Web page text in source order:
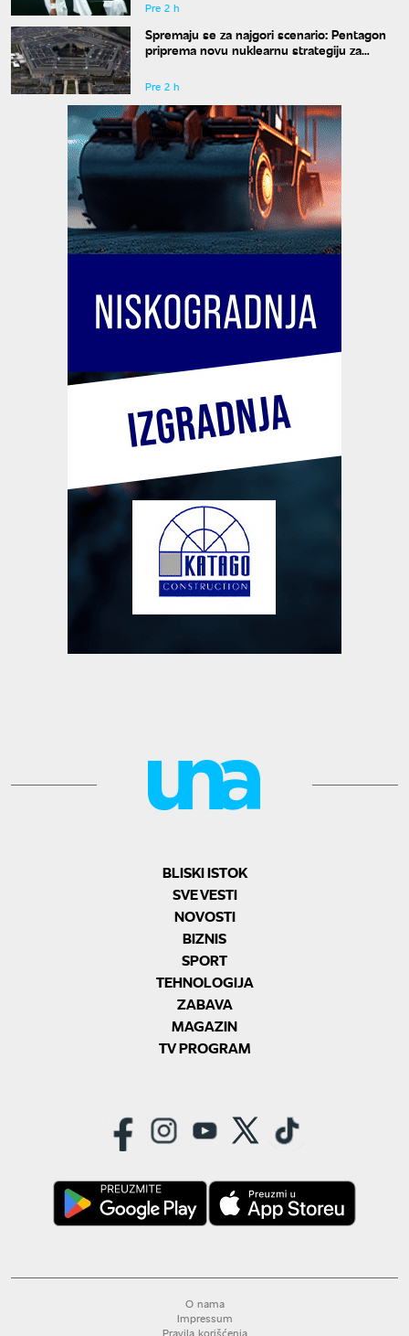
Pre 2 h
Spremaju se za najgori scenario: Pentagon
priprema novu nuklearnu strategiju za
Pre 2 h
BLISKI ISTOK
SVE VESTI
NOVOSTI
BIZNIS
SPORT
TEHNOLOGIJA
ZABAVA
MAGAZIN
TV PROGRAM
O nama
Impressum
Pravila korišćenja